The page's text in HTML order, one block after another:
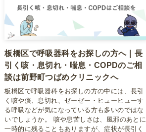
板橋区で呼吸器科をお探しの方へ｜長
引く咳・息切れ・喘息・COPDのご相
談は前野町つばめクリニックへ
板橋区で呼吸器科をお探しの方の中には、長引
く咳や痰、息切れ、ゼーゼー・ヒューヒューす
る呼吸などが気になっている方も多いのではな
いでしょうか。 咳や息苦しさは、風邪のあとに
一時的に残ることもありますが、症状が長引く